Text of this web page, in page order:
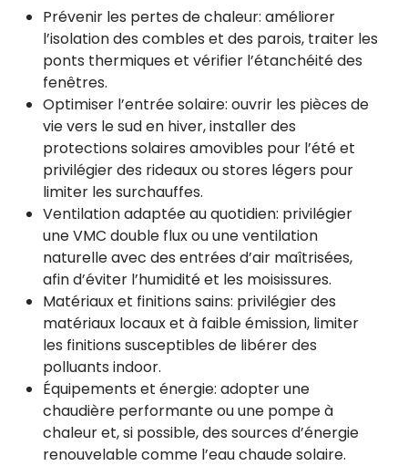
Prévenir les pertes de chaleur: améliorer
l’isolation des combles et des parois, traiter les
ponts thermiques et vérifier l’étanchéité des
fenêtres.
Optimiser l’entrée solaire: ouvrir les pièces de
vie vers le sud en hiver, installer des
protections solaires amovibles pour l’été et
privilégier des rideaux ou stores légers pour
limiter les surchauffes.
Ventilation adaptée au quotidien: privilégier
une VMC double flux ou une ventilation
naturelle avec des entrées d’air maîtrisées,
afin d’éviter l’humidité et les moisissures.
Matériaux et finitions sains: privilégier des
matériaux locaux et à faible émission, limiter
les finitions susceptibles de libérer des
polluants indoor.
Équipements et énergie: adopter une
chaudière performante ou une pompe à
chaleur et, si possible, des sources d’énergie
renouvelable comme l’eau chaude solaire.